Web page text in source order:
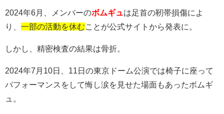
2024年6 月、メンバーのボムギュ は足首の靭帯損傷によ
り、 一部の活動を休む ことが公式サイトから発表に。
しかし、精密検査の結果は骨折。
2024年7月10日、11日の東京ドーム公演では椅子に座って
パフォーマンスをして悔し涙を見せた場面もあったボムギ
ュ。